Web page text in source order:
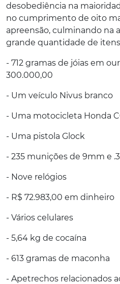
desobediência na
no cumprimento de oito
apreensão, culminando na
grande quantidade de
- 712 gramas de jóias em
300.000,00
- Um veículo Nivus branco
- Uma motocicleta Honda
- Uma pistola Glock
- 235 munições de 9mm e
- Nove relógios
- R$ 72.983,00 em dinheiro
- Vários celulares
- 5,64 kg de cocaína
- 613 gramas de maconha
- Apetrechos relacionados